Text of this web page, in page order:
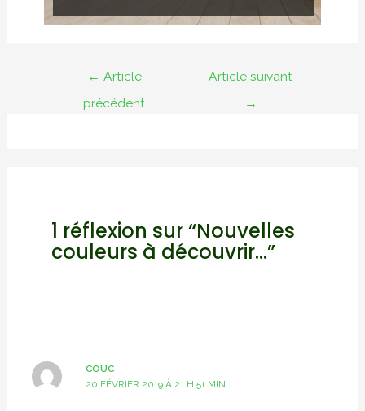
Navigation
l’article
← Article
précédent
Article suivant
→
1 réflexion sur “Nouvelles
couleurs à découvrir…”
COUC
20 FÉVRIER 2019 À 21 H 51 MIN